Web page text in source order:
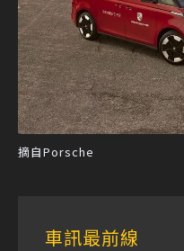
摘自Porsche
車訊最前線